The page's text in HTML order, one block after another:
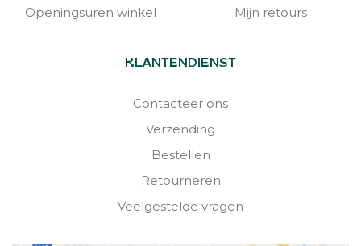
Openingsuren winkel
Mijn retours
KLANTENDIENST
Contacteer ons
Verzending
Bestellen
Retourneren
Veelgestelde vragen